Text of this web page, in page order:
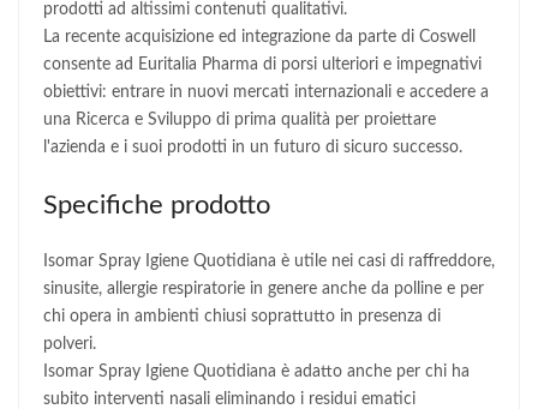
prodotti ad altissimi contenuti qualitativi.
La recente acquisizione ed integrazione da parte di Coswell
consente ad Euritalia Pharma di porsi ulteriori e impegnativi
obiettivi: entrare in nuovi mercati internazionali e accedere a
una Ricerca e Sviluppo di prima qualità per proiettare
l'azienda e i suoi prodotti in un futuro di sicuro successo.
Specifiche prodotto
Isomar Spray Igiene Quotidiana è utile nei casi di raffreddore,
sinusite, allergie respiratorie in genere anche da polline e per
chi opera in ambienti chiusi soprattutto in presenza di
polveri.
Isomar Spray Igiene Quotidiana è adatto anche per chi ha
subito interventi nasali eliminando i residui ematici